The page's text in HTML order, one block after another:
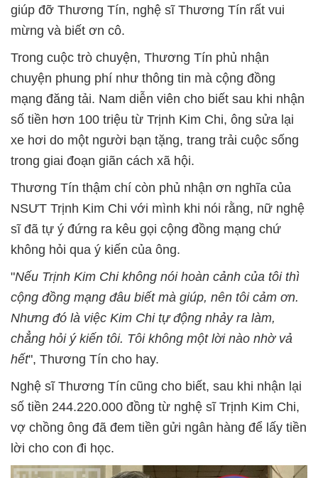
giúp đỡ Thương Tín, nghệ sĩ Thương Tín rất vui
mừng và biết ơn cô.
Trong cuộc trò chuyện, Thương Tín phủ nhận
chuyện phung phí như thông tin mà cộng đồng
mạng đăng tải. Nam diễn viên cho biết sau khi nhận
số tiền hơn 100 triệu từ Trịnh Kim Chi, ông sửa lại
xe hơi do một người bạn tặng, trang trải cuộc sống
trong giai đoạn giãn cách xã hội.
Thương Tín thậm chí còn phủ nhận ơn nghĩa của
NSƯT Trịnh Kim Chi với mình khi nói rằng, nữ nghệ
sĩ đã tự ý đứng ra kêu gọi cộng đồng mạng chứ
không hỏi qua ý kiến của ông.
"Nếu Trịnh Kim Chi không nói hoàn cảnh của tôi thì
cộng đồng mạng đâu biết mà giúp, nên tôi cảm ơn.
Nhưng đó là việc Kim Chi tự động nhảy ra làm,
chẳng hỏi ý kiến tôi. Tôi không một lời nào nhờ vả
hết", Thương Tín cho hay.
Nghệ sĩ Thương Tín cũng cho biết, sau khi nhận lại
số tiền 244.220.000 đồng từ nghệ sĩ Trịnh Kim Chi,
vợ chồng ông đã đem tiền gửi ngân hàng để lấy tiền
lời cho con đi học.